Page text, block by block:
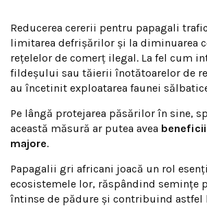
Reducerea cererii pentru papagali
limitarea defrișărilor și la diminuarea
rețelelor de comerț ilegal. La fel cum
fildeșului sau tăierii înotătoarelor de
au încetinit exploatarea faunei
Pe lângă protejarea păsărilor în sine,
această măsură ar putea avea
majore.
Papagalii gri africani joacă un rol
ecosistemele lor, răspândind semințe
întinse de pădure și contribuind astfel